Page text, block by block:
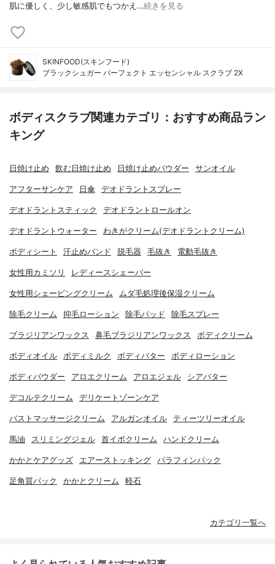
肌に優しく、少し敏感肌でもつかえ…続きを見る
SKINFOOD(スキンフード)
ブラックシュガー パーフェクト エッセンシャル スクラブ 2X
ボディスクラブ関連カテゴリ：おすすめ商品ラン
キング
日焼け止め 飲む日焼け止め 日焼け止めパウダー サンオイル
アフターサンケア 日傘 デオドラントスプレー
デオドラントスティック デオドラントロールオン
デオドラントウォーター わきがクリーム(デオドラントクリーム)
ボディシート 汗止めバンド 脱毛器 毛抜き 電動毛抜き
女性用カミソリ レディースシェーバー
女性用シェービングクリーム ムダ毛処理後保湿クリーム
除毛クリーム 抑毛ローション 除毛パッド 除毛スプレー
ブラジリアンワックス 鼻毛ブラジリアンワックス ボディクリーム
ボディオイル ボディミルク ボディバター ボディローション
ボディパウダー アロエクリーム アロエジェル シアバター
デコルテクリーム デリケートゾーンケア
バストマッサージクリーム アルガンオイル ティーツリーオイル
馬油 スリミングジェル 首イボクリーム ハンドクリーム
かかとケアグッズ エアーストッキング パラフィンパック
足角質パック かかとクリーム 軽石
カテゴリ一覧へ